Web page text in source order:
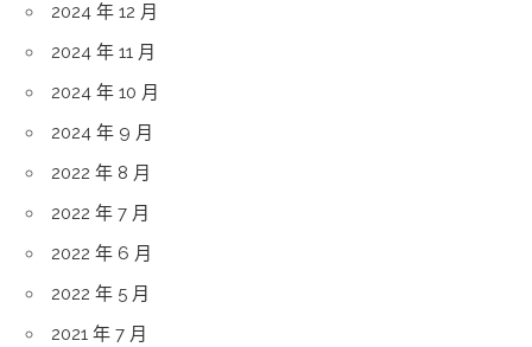
2024 年 12 月
2024 年 11 月
2024 年 10 月
2024 年 9 月
2022 年 8 月
2022 年 7 月
2022 年 6 月
2022 年 5 月
2021 年 7 月